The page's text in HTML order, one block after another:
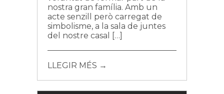
nostra gran família. Amb un
acte senzill però carregat de
simbolisme, a la sala de juntes
del nostre casal […]
LLEGIR MÉS →